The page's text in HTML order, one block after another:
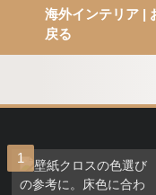
海外インテリア |
戻る